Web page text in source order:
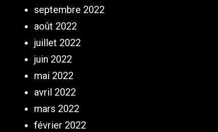
septembre 2022
août 2022
juillet 2022
juin 2022
mai 2022
avril 2022
mars 2022
février 2022